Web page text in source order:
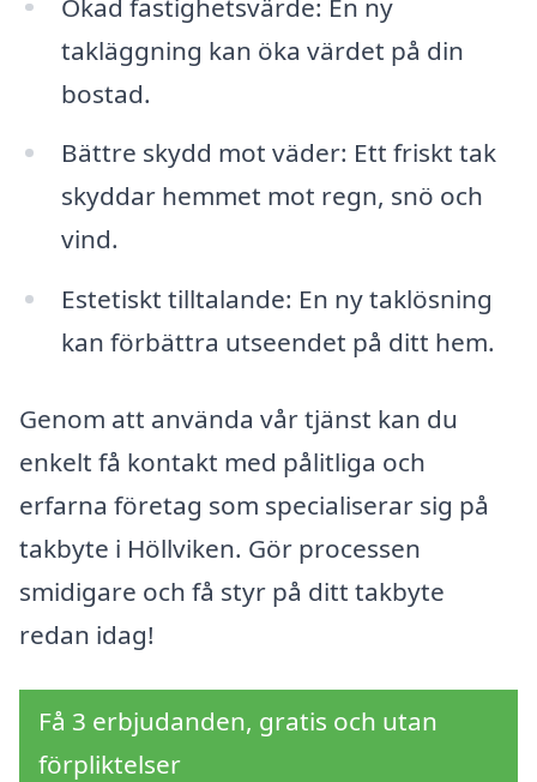
takläggning kan öka värdet på din
bostad.
Bättre skydd mot väder: Ett friskt tak
skyddar hemmet mot regn, snö och
vind.
Estetiskt tilltalande: En ny taklösning
kan förbättra utseendet på ditt hem.
Genom att använda vår tjänst kan du
enkelt få kontakt med pålitliga och
erfarna företag som specialiserar sig på
takbyte i Höllviken. Gör processen
smidigare och få styr på ditt takbyte
redan idag!
Få 3 erbjudanden, gratis och utan
förpliktelser